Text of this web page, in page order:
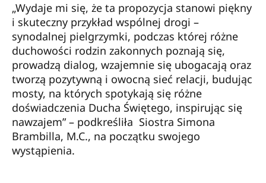
„Wydaje mi się, że ta propozycja stanowi piękny
i skuteczny przykład wspólnej drogi –
synodalnej pielgrzymki, podczas której różne
duchowości rodzin zakonnych poznają się,
prowadzą dialog, wzajemnie się ubogacają oraz
tworzą pozytywną i owocną sieć relacji, budując
mosty, na których spotykają się różne
doświadczenia Ducha Świętego, inspirując się
nawzajem” – podkreśliła Siostra Simona
Brambilla, M.C., na początku swojego
wystąpienia.